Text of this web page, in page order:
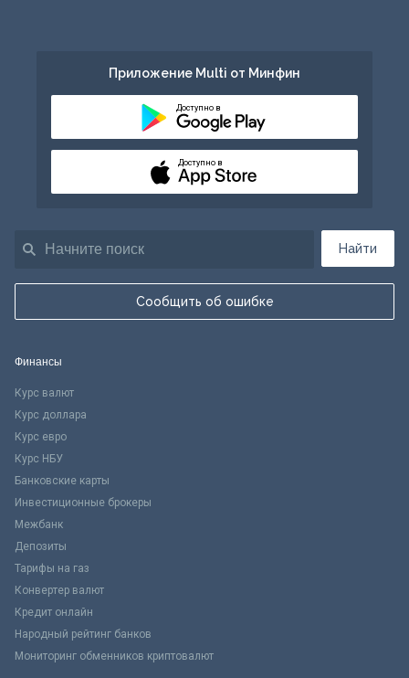
Найти
Сообщить об ошибке
Приложение Multi от Минфин
Доступно в
Доступно в
Финансы
Курс валют
Курс доллара
Курс евро
Курс НБУ
Банковские карты
Инвестиционные брокеры
Межбанк
Депозиты
Тарифы на газ
Конвертер валют
Кредит онлайн
Народный рейтинг банков
Мониторинг обменников криптовалют